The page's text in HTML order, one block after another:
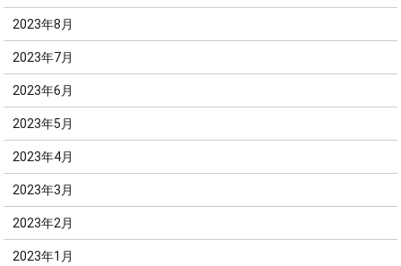
2023年8月
2023年7月
2023年6月
2023年5月
2023年4月
2023年3月
2023年2月
2023年1月